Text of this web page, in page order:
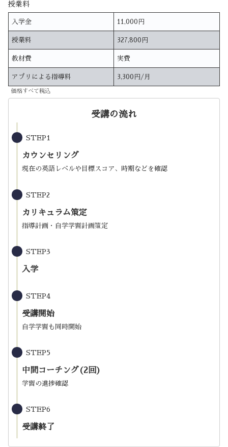
授業料
入学金 11,000円
授業料 327,800円
教材費 実費
アプリによる指導料 3,300円/月
価格すべて税込
受講の流れ
STEP1
カウンセリング
現在の英語レベルや目標スコア、時期などを確認
STEP2
カリキュラム策定
指導計画・自学学習計画策定
STEP3
入学
STEP4
受講開始
自学学習も同時開始
STEP5
中間コーチング(2回)
学習の進捗確認
STEP6
受講終了